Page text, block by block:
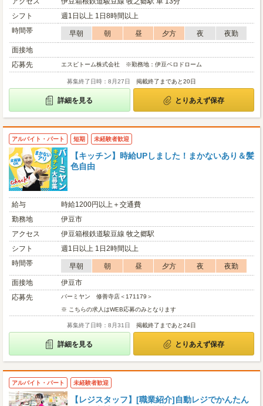
シフト
週1日以上 1日8時間以上
時間帯
早朝 朝 昼 夕方 夜
夜勤
面接地
応募先
エスピトーム株式会社 ※勤務地：伊豆ベロドローム
募集終了日時：8月27日 掲載終了まであと20日
詳細を見る とりあえず保存
アルバイト・パート 短期 未経験者歓迎
【キッチン】時給UPしました！まかないあり＆髪
色自由
給与
時給1200円以上＋交通費
勤務地
伊豆市
アクセス
伊豆箱根鉄道駿豆線 牧之郷駅
シフト
週1日以上 1日2時間以上
時間帯
早朝 朝 昼 夕方 夜
夜勤
面接地
伊豆市
応募先
バーミヤン 修善寺店＜171179＞
※ こちらの求人はWEB応募のみとなります
募集終了日時：8月31日 掲載終了まであと24日
詳細を見る とりあえず保存
アルバイト・パート 未経験者歓迎
【レジスタッフ】[職業紹介]自動レジでかんたん